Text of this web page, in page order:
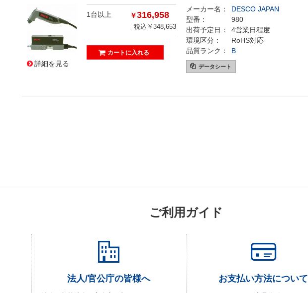
詳細を見る
1台以上 ￥316,958
税込￥348,653
メーカー名：
DESCO JAPAN
型番：
980
出荷予定日：
4営業日程度
環境区分：
RoHS対応
品質ランク：
B
データシート
ご利用ガイド
法人/官公庁の皆様へ お支払い方法について